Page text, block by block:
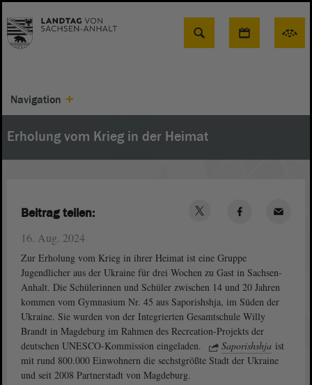
Suche
Navigation
Erholung vom Krieg in der Heimat
16. Aug. 2024
Zur Erholung vom Krieg in ihrer Heimat ist eine Gruppe
Jugendlicher aus der Ukraine für drei Wochen zu Gast in Sachsen-
Anhalt. Die Schülerinnen und Schüler zwischen 14 und 20 Jahren
kommen vom Gymnasium Nr. 45 aus Saporishshja, im Süden der
Ukraine. Sie wurden von der Integrierten Gesamtschule Willy
Brandt in Magdeburg im Rahmen des Recreation-Projekts der
deutschen UNESCO-Kommission eingeladen.
Saporishshja ist
mit rund 800.000 Einwohnern die sechstgrößte Stadt der Ukraine
und seit 2008 Partnerstadt von Magdeburg.
Beitrag teilen: